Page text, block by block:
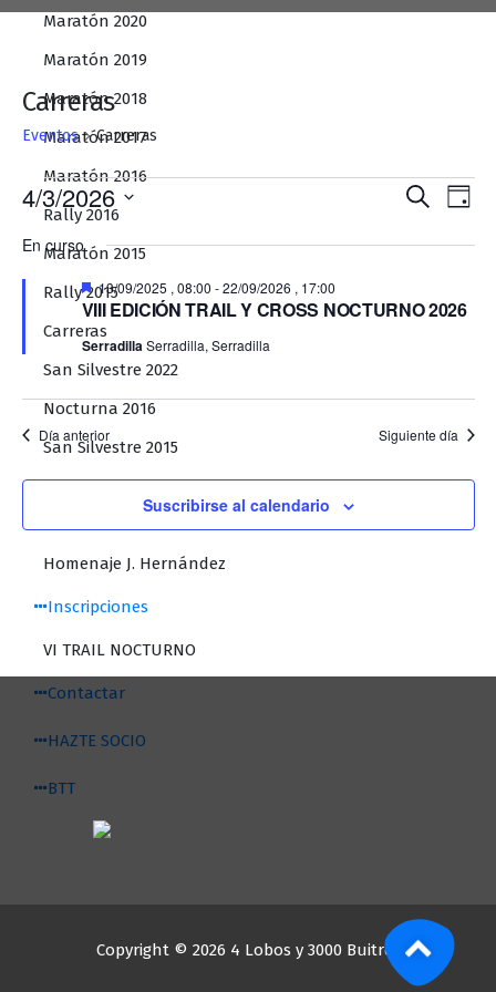
Maratón 2020
Maratón 2019
Maratón 2018
Maratón 2017
Maratón 2016
Rally 2016
Maratón 2015
Rally 2015
Carreras
San Silvestre 2022
Nocturna 2016
San Silvestre 2015
Nocturna 2015
San Silvestre 2014
Homenaje J. Hernández
Inscripciones
VI TRAIL NOCTURNO
Contactar
HAZTE SOCIO
BTT
Carreras
Eventos Carreras
Eventos
en
03/04/2026
y
vistas
Buscar
de
Día
4/3/2026
Selecciona
la
fecha.
En curso
VIII EDICIÓN TRAIL Y CROSS NOCTURNO 2026
Destacado
13/09/2025 , 08:00 -22/09/2026 , 17:00
SerradillaSerradilla, Serradilla
Día anterior Siguiente día
Suscribirse al calendario
Copyright © 2026 4 Lobos y 3000 Buitres